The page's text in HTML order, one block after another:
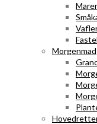
Morgenmad